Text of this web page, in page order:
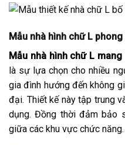
Mẫu nhà hình chữ L
Mẫu nhà hình chữ L
là sự lựa chọn cho nhiều
gia đình hướng đến không
đại. Thiết kế này tập trung
dụng. Đồng thời đảm bảo
giữa các khu vực chức năng.